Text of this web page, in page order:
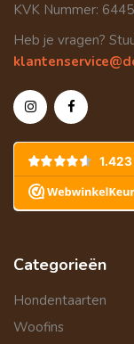
KVK Nummer:
Heb je vragen?
Categorieën
Hondentaarten
Woofins